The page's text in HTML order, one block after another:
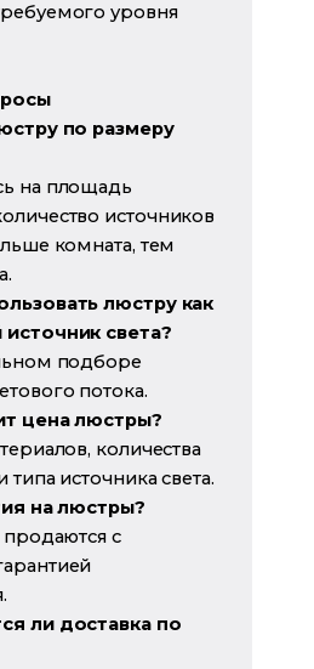
уровня
по размеру
на площадь
источников
комната, тем
люстру как
света?
подборе
потока.
цена люстры?
количества
источника света.
на люстры?
с
ли доставка по